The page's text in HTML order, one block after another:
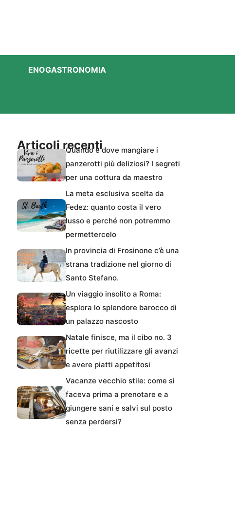
ENOGASTRONOMIA
Articoli recentiQuando e dove mangiare i
panzerotti più deliziosi? I segreti
per una cottura da maestro
La meta esclusiva scelta da
Fedez: quanto costa il vero
lusso e perché non potremmo
permettercelo
In provincia di Frosinone c’è una
strana tradizione nel giorno di
Santo Stefano.
Un viaggio insolito a Roma:
esplora lo splendore barocco di
un palazzo nascosto
Natale finisce, ma il cibo no. 3
ricette per riutilizzare gli avanzi
e avere piatti appetitosi
Vacanze vecchio stile: come si
faceva prima a prenotare e a
giungere sani e salvi sul posto
senza perdersi?